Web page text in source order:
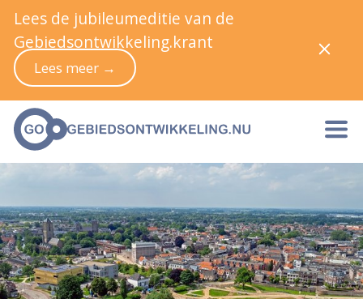
Lees de jubileumeditie van de
Gebiedsontwikkeling.krant
Lees meer →